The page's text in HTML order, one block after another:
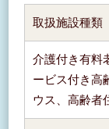
取扱施設種類
介護付き有料
ービス付き高
ウス、高齢者